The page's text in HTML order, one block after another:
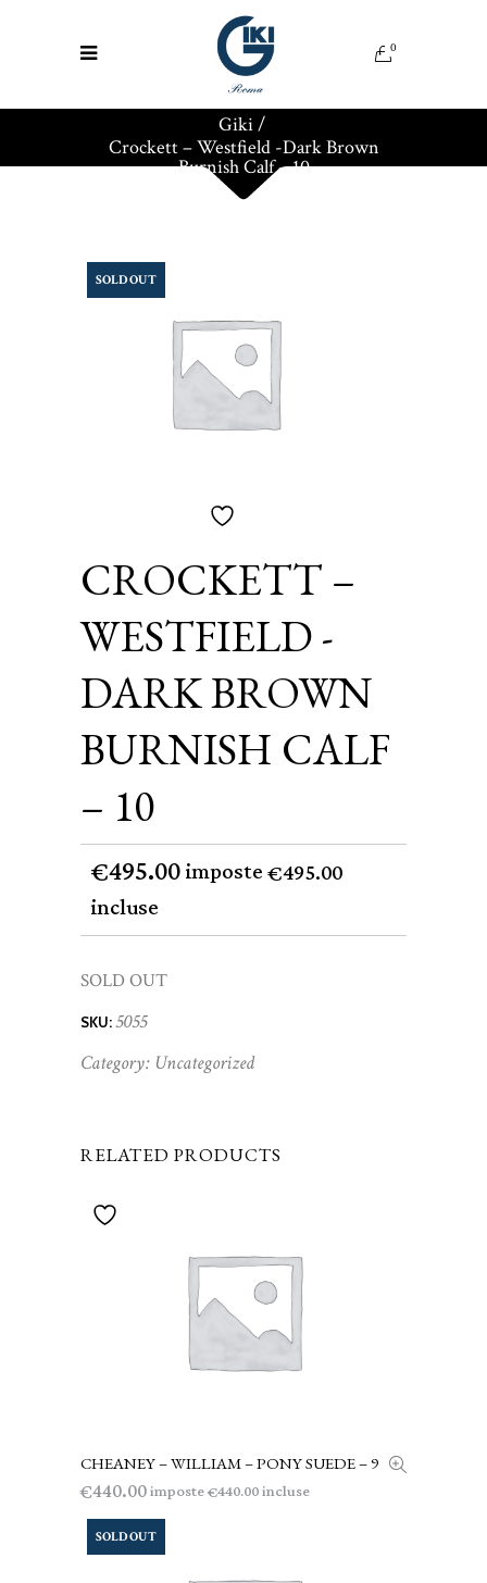
0
Giki/
Crockett – Westfield -Dark Brown
Burnish Calf – 10
SOLD OUT
CROCKETT –
WESTFIELD -
DARK BROWN
BURNISH CALF
– 10
€495.00imposte€495.00
incluse
SOLD OUT
SKU: 5055
Category: Uncategorized
RELATED PRODUCTS
AGGIUNGI AL CARRELLO
CHEANEY – WILLIAM – PONY SUEDE – 9
€440.00imposte€440.00incluse
SOLD OUT